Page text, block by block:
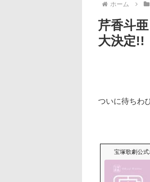
ホーム
芹香斗
大決定!!
ついに待ちわ
宝塚歌劇公